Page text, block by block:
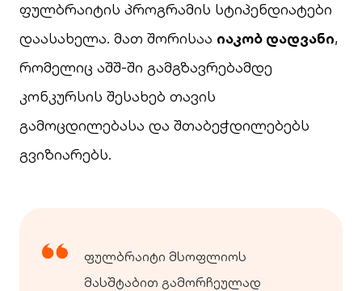
ფულბრაიტის პროგრამის სტიპენდიატები
დაასახელა. მათ შორისაა იაკობ დადვანი,
რომელიც აშშ-ში გამგზავრებამდე
კონკურსის შესახებ თავის
გამოცდილებასა და შთაბეჭდილებებს
გვიზიარებს.
ფულბრაიტი მსოფლიოს
მასშტაბით გამორჩეულად